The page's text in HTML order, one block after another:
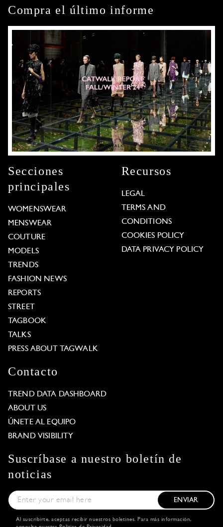
Compra el último informe
Secciones
principales
WOMENSWEAR
MENSWEAR
COUTURE
MODELS
TRENDS
FASHION NEWS
REPORTS
STREET
TAGBOOK
TALKS
PRESS ABOUT TAGWALK
Recursos
LEGAL
TERMS AND
CONDITIONS
COOKIES POLICY
DATA PRIVACY POLICY
Contacto
TREND DATA DASHBOARD
ABOUT US
ÚNETE AL EQUIPO
BRAND VISIBILITY
Suscríbase a nuestro boletín de
noticias
ENVIAR
Al suscribirte, aceptas recibir nuestros boletines. Para más información,